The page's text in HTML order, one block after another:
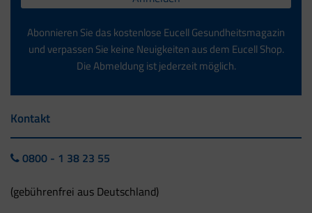
Abonnieren Sie das kostenlose Eucell Gesundheitsmagazin
und verpassen Sie keine Neuigkeiten aus dem Eucell Shop.
Die Abmeldung ist jederzeit möglich.
Kontakt
0800 - 1 38 23 55
(gebührenfrei aus Deutschland)